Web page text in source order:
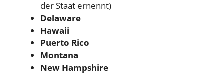
der Staat ernennt)
Delaware
Hawaii
Puerto Rico
Montana
New Hampshire